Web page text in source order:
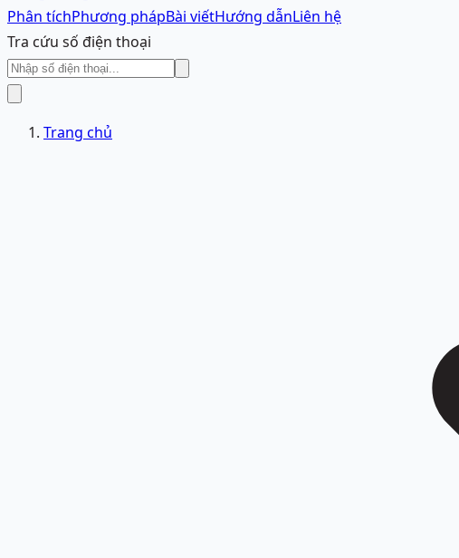
Phân tíchPhương phápBài viếtHướng dẫnLiên hệ
Tra cứu số điện thoại
Trang chủ